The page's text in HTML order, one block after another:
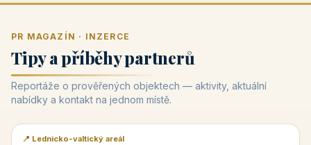
PR MAGAZÍN · INZERCE
Tipy a příběhy partnerů
Reportáže o prověřených objektech — aktivity, aktuální
nabídky a kontakt na jednom místě.
📰 PR článek
📍 Lednicko-valtický areál